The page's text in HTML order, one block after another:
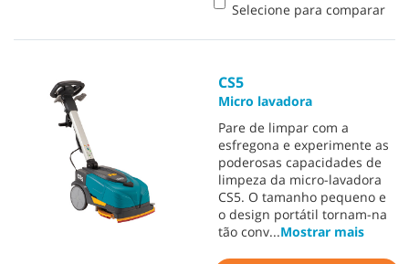
Selecione para comparar
CS5
Micro lavadora
Pare de limpar com a
esfregona e experimente as
poderosas capacidades de
limpeza da micro-lavadora
CS5. O tamanho pequeno e
o design portátil tornam-na
tão conv...Mostrar mais